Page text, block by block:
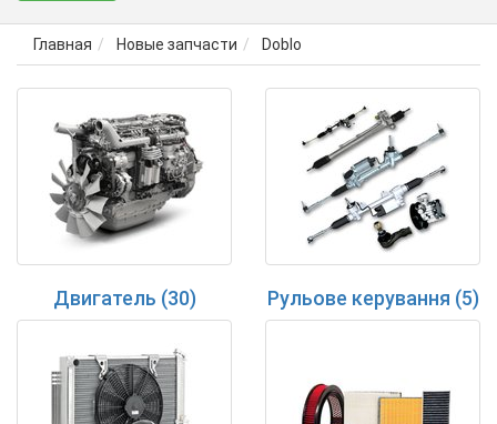
Главная Новые запчасти Doblo
Двигатель (30) Рульове керування (5)